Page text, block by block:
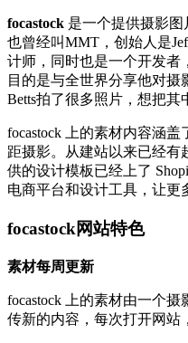
focastock 是一个提供摄影
也曾经叫MMT，创始人是
计师，同时也是一个开发者
目的是与全世界分享他对摄
Betts拍了很多照片，想把其
focastock 上的素材内容涵
距摄影。从建站以来已经有
供的设计模板已经上了
电商平台和设计工具，让更
focastock网站特色
素材每周更新
focastock 上的素材由一个
传新的内容，每次打开网站